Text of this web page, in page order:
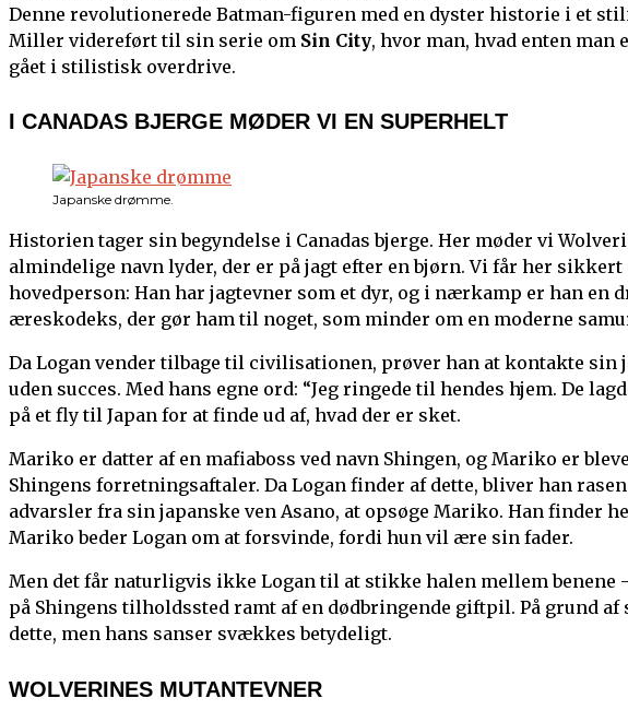
Denne revolutionerede Batman-figuren med en dyster historie i et
Miller videreført til sin serie om Sin City, hvor man, hvad enten man
gået i stilistisk overdrive.
I CANADAS BJERGE MØDER VI EN SUPERHELT
Japanske drømme.
Historien tager sin begyndelse i Canadas bjerge. Her møder vi
almindelige navn lyder, der er på jagt efter en bjørn. Vi får her
hovedperson: Han har jagtevner som et dyr, og i nærkamp er han en
æreskodeks, der gør ham til noget, som minder om en moderne
Da Logan vender tilbage til civilisationen, prøver han at kontakte
uden succes. Med hans egne ord: “Jeg ringede til hendes hjem. De
på et fly til Japan for at finde ud af, hvad der er sket.
Mariko er datter af en mafiaboss ved navn Shingen, og Mariko er
Shingens forretningsaftaler. Da Logan finder af dette, bliver han
advarsler fra sin japanske ven Asano, at opsøge Mariko. Han finder
Mariko beder Logan om at forsvinde, fordi hun vil ære sin fader.
Men det får naturligvis ikke Logan til at stikke halen mellem
på Shingens tilholdssted ramt af en dødbringende giftpil. På grund
dette, men hans sanser svækkes betydeligt.
WOLVERINES MUTANTEVNER